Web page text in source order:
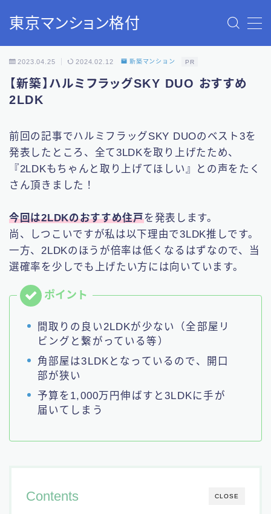
東京マンション格付
ホーム
中古
コラム
2023.04.25 2024.02.12 新築マンション PR
【新築】ハルミフラッグSKY DUO おすすめ
2LDK
前回の記事でハルミフラッグSKY DUOのベスト3を
発表したところ、全て3LDKを取り上げたため、
『2LDKもちゃんと取り上げてほしい』との声をたく
さん頂きました！
今回は2LDKのおすすめ住戸を発表します。
尚、しつこいですが私は以下理由で3LDK推しです。
一方、2LDKのほうが倍率は低くなるはずなので、当
選確率を少しでも上げたい方には向いています。
間取りの良い2LDKが少ない（全部屋リ
ビングと繋がっている等）
角部屋は3LDKとなっているので、開口
部が狭い
予算を1,000万円伸ばすと3LDKに手が
届いてしまう
CLOSE
Contents